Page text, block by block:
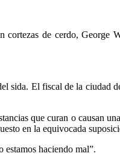
de cerdo, George
sida. El fiscal de la ciudad
que curan o causan
en la equivocada
haciendo mal”.